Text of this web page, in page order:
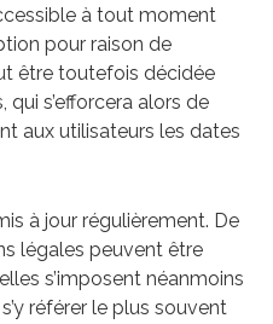
à tout moment
pour raison de
être toutefois décidée
s’efforcera alors de
aux utilisateurs les dates
à jour régulièrement. De
légales peuvent être
s’imposent néanmoins
référer le plus souvent